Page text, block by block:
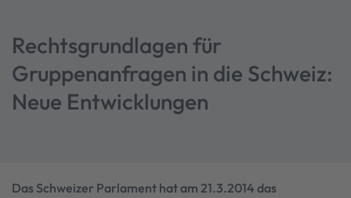
Rechtsgrundlagen für
Gruppenanfragen in die Schweiz:
Neue Entwicklungen
Das Schweizer Parlament hat am 21.3.2014 das